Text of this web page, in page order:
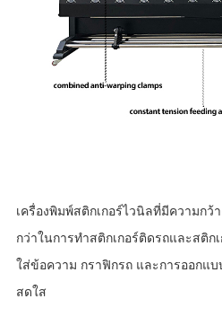
เครื่องพิมพ์สติกเกอร์ไวนิลที่มีความกว้
กว่าในการทำสติกเกอร์ติดรถและสติก
ใส่ข้อความ กราฟิกรถ และการออกแ
สดใส